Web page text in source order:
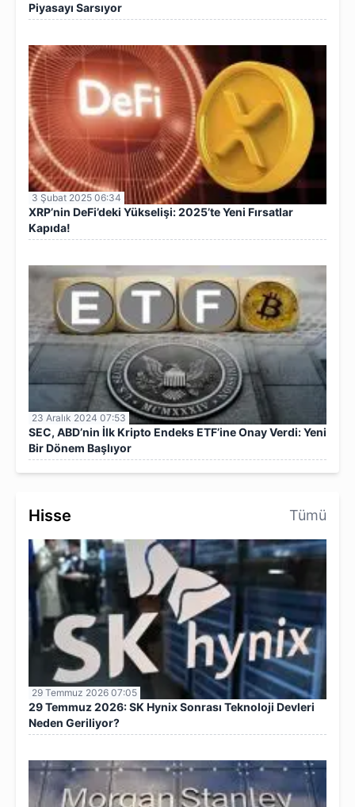
Piyasayı Sarsıyor
3 Şubat 2025 06:34
XRP’nin DeFi’deki Yükselişi: 2025’te Yeni Fırsatlar
Kapıda!
23 Aralık 2024 07:53
SEC, ABD’nin İlk Kripto Endeks ETF’ine Onay Verdi: Yeni
Bir Dönem Başlıyor
Hisse Tümü
29 Temmuz 2026 07:05
29 Temmuz 2026: SK Hynix Sonrası Teknoloji Devleri
Neden Geriliyor?